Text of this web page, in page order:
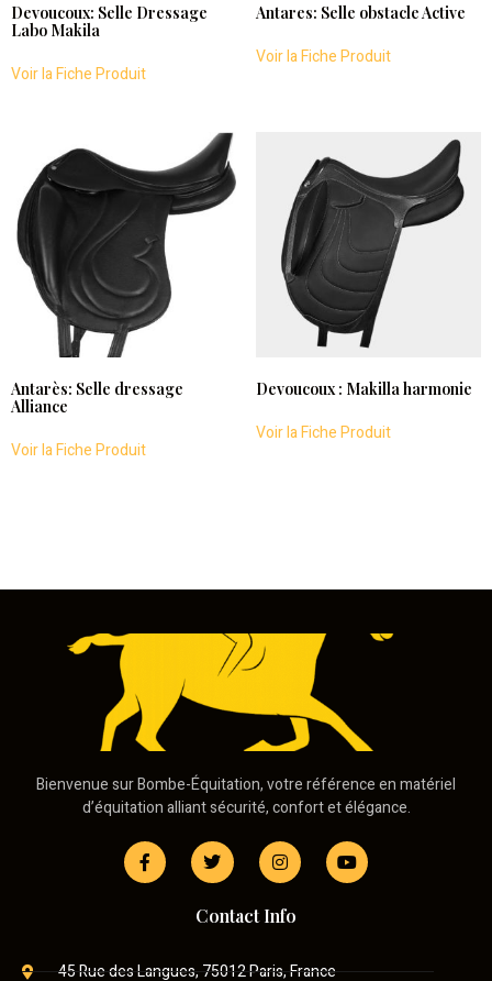
Devoucoux: Selle Dressage
Labo Makila
Voir la Fiche Produit
Antares: Selle obstacle Active
Voir la Fiche Produit
Antarès: Selle dressage
Alliance
Voir la Fiche Produit
Devoucoux : Makilla harmonie
Voir la Fiche Produit
Bienvenue sur Bombe-Équitation, votre référence en matériel
d’équitation alliant sécurité, confort et élégance.
Contact Info
45 Rue des Langues, 75012 Paris, France